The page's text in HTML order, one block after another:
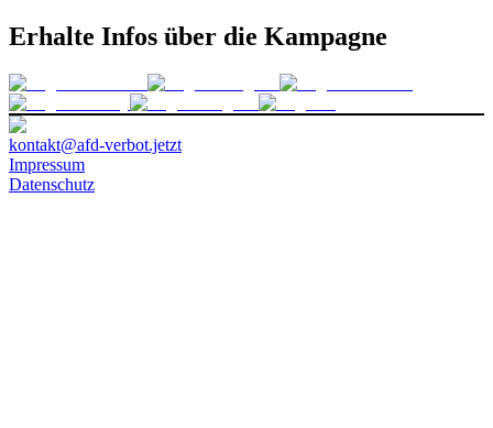
Erhalte Infos über die Kampagne
kontakt@afd-verbot.jetzt
Impressum
Datenschutz